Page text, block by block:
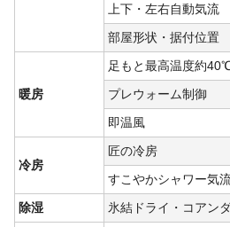
上下・左右自動気流
部屋形状・据付位置
暖房
足もと最高温度約
プレウォーム制御
即温風
冷房
匠の冷房
すこやかシャワー気
除湿
氷結ドライ・コアン